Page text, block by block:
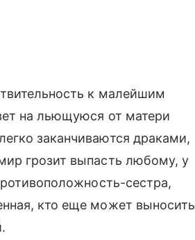
к малейшим
на льющуюся от матери
заканчиваются драками,
грозит выпасть любому, у
сестра,
кто еще может выносить